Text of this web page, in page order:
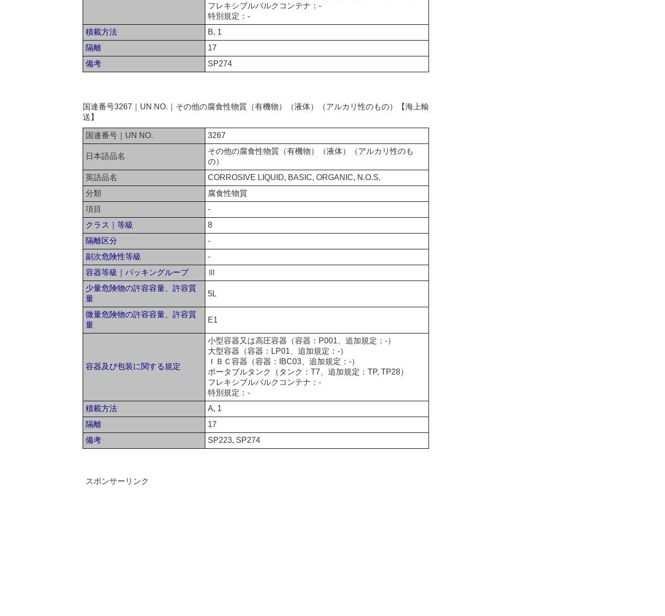
フレキシブルバルクコンテナ：-
特別規定：-
積載方法
B, 1
隔離
17
備考
SP274
国連番号3267｜UN NO.｜その他の腐食性物質（有機物）（液体）（アルカリ性のもの）【海上輸
送】
国連番号｜UN NO. 3267
日本語品名
その他の腐食性物質（有機物）（液体）（アルカリ性のも
の）
英語品名
CORROSIVE LIQUID, BASIC, ORGANIC, N.O.S.
分類
腐食性物質
項目
-
クラス｜等級
8
隔離区分
-
副次危険性等級
-
容器等級｜パッキングループ
Ⅲ
少量危険物の許容容量、許容質
量
5L
微量危険物の許容容量、許容質
量
E1
容器及び包装に関する規定
小型容器又は高圧容器（容器：P001、追加規定：-）
大型容器（容器：LP01、追加規定：-）
ＩＢＣ容器（容器：IBC03、追加規定：-）
ポータブルタンク（タンク：T7、追加規定：TP, TP28）
フレキシブルバルクコンテナ：-
特別規定：-
積載方法
A, 1
隔離
17
備考
SP223, SP274
スポンサーリンク